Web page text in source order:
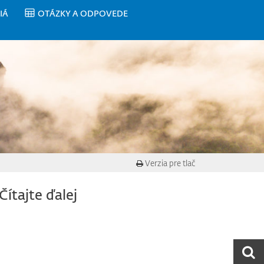
OTÁZKY A ODPOVEDE
Verzia pre tlač
ďalej